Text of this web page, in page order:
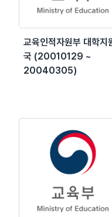
교육인적자원부 대학지
국 (20010129 ~
20040305)